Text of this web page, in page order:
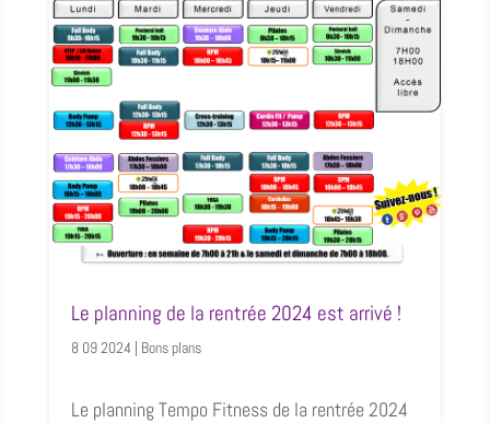
Le planning de la rentrée 2024 est arrivé !
8 09 2024 | Bons plans
Le planning Tempo Fitness de la rentrée 2024